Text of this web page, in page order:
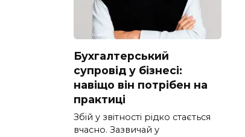
Бухгалтерський
супровід у бізнесі:
навіщо він потрібен на
практиці
Збій у звітності рідко стається
вчасно. Зазвичай у